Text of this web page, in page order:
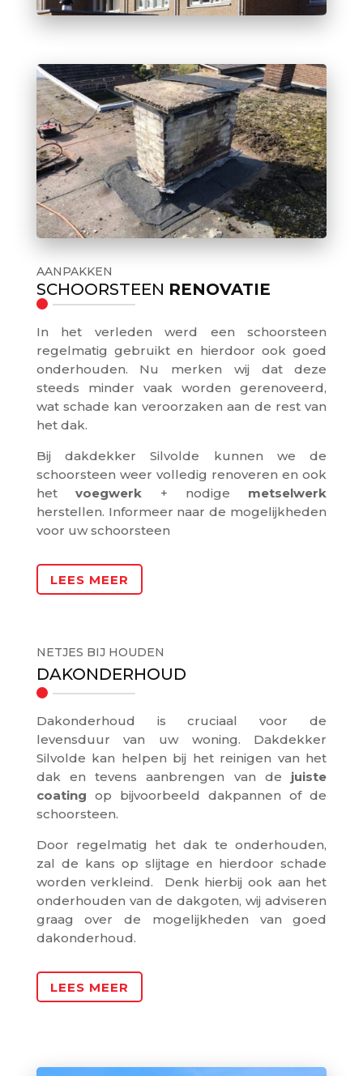
AANPAKKEN
SCHOORSTEEN RENOVATIE
In het verleden werd een schoorsteen
regelmatig gebruikt en hierdoor ook goed
onderhouden. Nu merken wij dat deze
steeds minder vaak worden gerenoveerd,
wat schade kan veroorzaken aan de rest van
het dak.
Bij dakdekker Silvolde kunnen we de
schoorsteen weer volledig renoveren en ook
hetvoegwerk + nodige metselwerk
herstellen. Informeer naar de mogelijkheden
voor uw schoorsteen
LEES MEER
NETJES BIJ HOUDEN
DAKONDERHOUD
Dakonderhoud is cruciaal voor de
levensduur van uw woning. Dakdekker
Silvolde kan helpen bij het reinigen van het
dak en tevens aanbrengen van de juiste
coating op bijvoorbeeld dakpannen of de
schoorsteen.
Door regelmatig het dak te onderhouden,
zal de kans op slijtage en hierdoor schade
worden verkleind. Denk hierbij ook aan het
onderhouden van de dakgoten, wij adviseren
graag over de mogelijkheden van goed
dakonderhoud.
LEES MEER